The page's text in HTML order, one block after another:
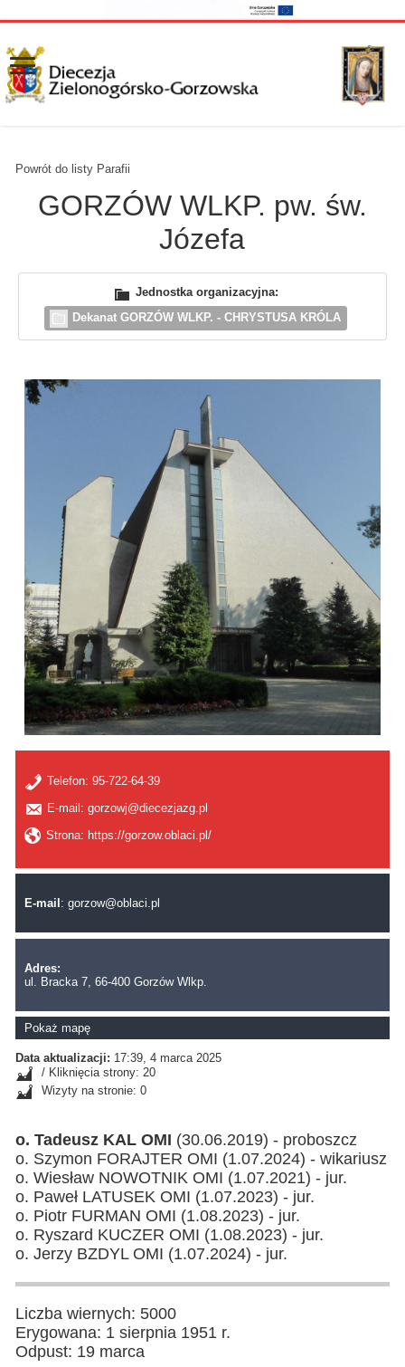
Powrót do listy Parafii
GORZÓW WLKP. pw. św.
Józefa
Jednostka organizacyjna:
Dekanat GORZÓW WLKP. - CHRYSTUSA KRÓLA
Telefon:95-722-64-39
E-mail: gorzowj@diecezjazg.pl
Strona: https://gorzow.oblaci.pl/
E-mail :gorzow@oblaci.pl
Adres:
ul. Bracka 7, 66-400 Gorzów Wlkp.
Pokaż mapę
Data aktualizacji: 17:39, 4 marca 2025
/ Kliknięcia strony: 20
Wizyty na stronie: 0
o. Tadeusz KAL OMI (30.06.2019) - proboszcz
o. Szymon FORAJTER OMI (1.07.2024) - wikariusz
o. Wiesław NOWOTNIK OMI (1.07.2021) - jur.
o. Paweł LATUSEK OMI (1.07.2023) - jur.
o. Piotr FURMAN OMI (1.08.2023) - jur.
o. Ryszard KUCZER OMI (1.08.2023) - jur.
o. Jerzy BZDYL OMI (1.07.2024) - jur.
Liczba wiernych: 5000
Erygowana: 1 sierpnia 1951 r.
Odpust: 19 marca